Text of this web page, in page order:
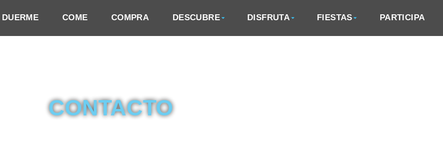
DUERME COME COMPRA DESCUBRE DISFRUTA FIESTAS PARTICIPA
CONTACTO